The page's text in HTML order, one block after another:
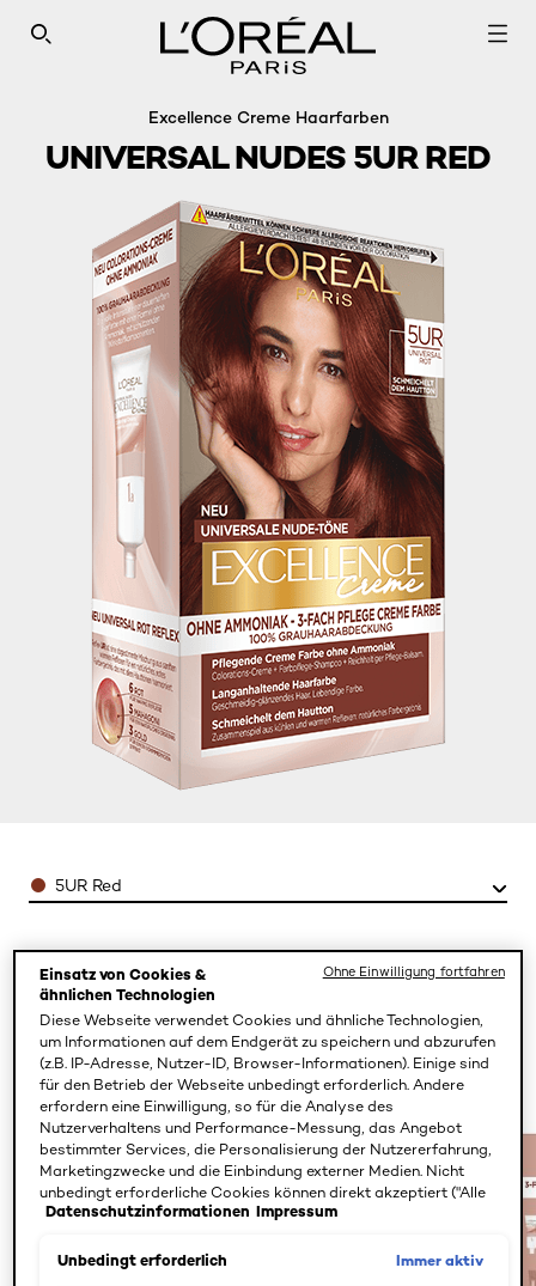
SEARCH THIS SITE
Excellence Creme Haarfarben
UNIVERSAL NUDES 5UR RED
Color5UR Red
Einsatz von Cookies &
ähnlichen Technologien
Diese Webseite verwendet Cookies und ähnliche Technologien,
um Informationen auf dem Endgerät zu speichern und abzurufen
(z.B. IP-Adresse, Nutzer-ID, Browser-Informationen). Einige sind
für den Betrieb der Webseite unbedingt erforderlich. Andere
erfordern eine Einwilligung, so für die Analyse des
Nutzerverhaltens und Performance-Messung, das Angebot
bestimmter Services, die Personalisierung der Nutzererfahrung,
Marketingzwecke und die Einbindung externer Medien. Nicht
unbedingt erforderliche Cookies können direkt akzeptiert ("Alle
akzeptieren") oder abgelehnt ("Ohne Einwilligung fortfahren")
ebenfalls möglich und speicherbar ("Auswahl speichern"). Die
Datenschutzinformationen Impressum
Unbedingt erforderlich Immer aktiv
Ohne Einwilligung fortfahren